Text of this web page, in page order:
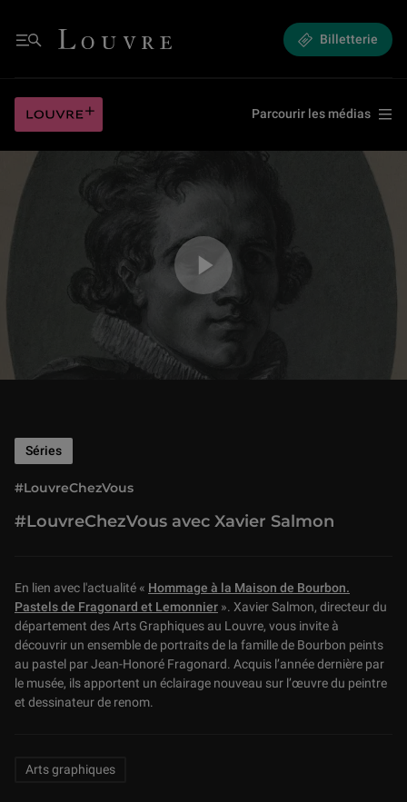
Menu
Louvre - Retour à l'accueil Billetterie
Parcourir les médias
Jouer la vidéo #LouvreChezVous avec Xavier Salmon
#LouvreChezVous avec Xavier Salmon
Séries
#LouvreChezVous
En lien avec l'actualité « Hommage à la Maison de Bourbon.
Pastels de Fragonard et Lemonnier ». Xavier Salmon, directeur du
département des Arts Graphiques au Louvre, vous invite à
découvrir un ensemble de portraits de la famille de Bourbon peints
au pastel par Jean-Honoré Fragonard. Acquis l’année dernière par
le musée, ils apportent un éclairage nouveau sur l’œuvre du peintre
et dessinateur de renom.
Related Keywords
Arts graphiques